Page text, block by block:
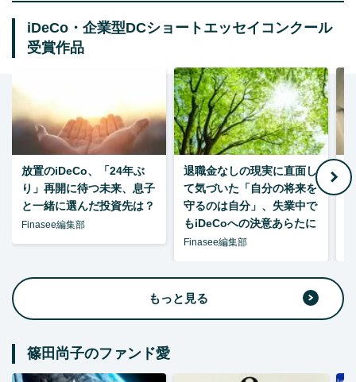
iDeCo・企業型DCショートエッセイコンクール
受賞作品
放置のiDeCo、「24年ぶ
り」再開に待つ未来、息子
と一緒に選んだ投資先は？
Finasee編集部
退職金なしの現実に直面し
て気づいた「自分の将来を
守るのは自分」、失業中で
もiDeCoへの決意あらたに
Finasee編集部
もっと見る
篠田尚子のファンド愛